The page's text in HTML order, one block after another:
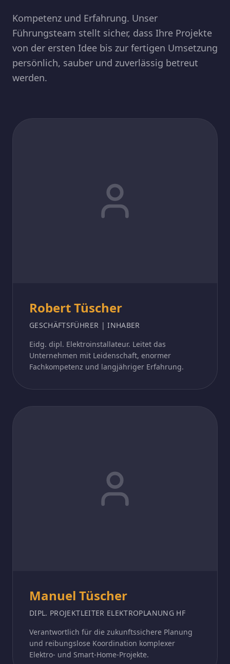
Kompetenz und Erfahrung. Unser
Führungsteam stellt sicher, dass Ihre Projekte
von der ersten Idee bis zur fertigen Umsetzung
persönlich, sauber und zuverlässig betreut
werden.
Robert Tüscher
GESCHÄFTSFÜHRER | INHABER
Eidg. dipl. Elektroinstallateur. Leitet das
Unternehmen mit Leidenschaft, enormer
Fachkompetenz und langjähriger Erfahrung.
Manuel Tüscher
DIPL. PROJEKTLEITER ELEKTROPLANUNG HF
Verantwortlich für die zukunftssichere Planung
und reibungslose Koordination komplexer
Elektro- und Smart-Home-Projekte.